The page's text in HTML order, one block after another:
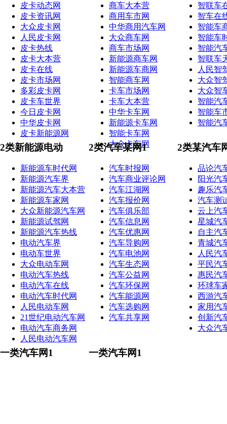
皮卡动态网
皮卡资讯网
大众皮卡网
人民皮卡网
皮卡热线
皮卡大本营
皮卡在线
皮卡市场网
多彩皮卡网
皮卡车世界
今日皮卡网
中华皮卡网
皮卡新能源网
商车大本营
商用车市网
中华商用汽车网
大众商车网
商车市场网
新能源商车网
新能源车商网
智能商车网
卡车市场网
卡车大本营
中华卡车网
新能源卡车网
智能卡车网
大众卡车网
智联车
智车在
智能车
智能车
智能汽
智联车
人民智
大众智
大众智
智能汽
智能车
智能汽
2类新能源电动
新能源车时代网
新能源汽车界
新能源汽车大本营
新能源车家网
大众新能源汽车网
新能源试驾网
新能源汽车热线
电动汽车界
电动车世界
大众电动车网
电动汽车热线
电动汽车在线
电动汽车时代网
人民电动车网
21世纪电动汽车网
电动汽车商务网
人民电动汽车网
2类汽车某网1
汽车时报网
汽车商业评论网
汽车江湖网
汽车报价网
汽车俱乐部
汽车信息网
汽车优惠网
汽车导购网
汽车电池网
汽车生态网
汽车公益网
汽车环保网
汽车能源网
汽车选购网
汽车共享网
2类某汽车
品论汽
阳光汽
趣乐汽
汽车测
云上汽
星城汽
自主汽
青城汽
人民汽
平民汽
惠民汽
环球车
西游汽
家用汽
创新汽
大众汽
一类汽车网1 一类汽车网1